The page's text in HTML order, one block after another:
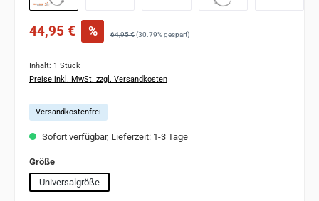
Verkaufspreis:
44,95 € % Regulärer Preis:
64,95 €(30.79% gespart)
Inhalt: 1 Stück
Preise inkl. MwSt. zzgl. Versandkosten
Versandkostenfrei
Sofort verfügbar, Lieferzeit: 1-3 Tage
Größeauswählen
Universalgröße